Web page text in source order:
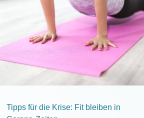
Tipps für die Krise: Fit bleiben in